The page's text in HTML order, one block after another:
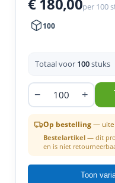
per 100
100
Totaal voor 100stuks
− +
Op bestelling—
Bestelartikel — dit
en is niet
Toon